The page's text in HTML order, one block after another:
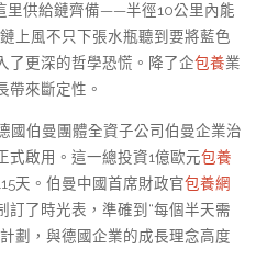
里供給鏈齊備——半徑10公里內能
上風不只下張水瓶聽到要將藍色
了更深的哲學恐慌。降了企包養業
帶來斷定性。
國伯曼團體全資子公司伯曼企業治
式啟用。這一總投資1億歐元包養
天。伯曼中國首席財政官包養網
了時光表，準確到“每個半天需
劃，與德國企業的成長理念高度